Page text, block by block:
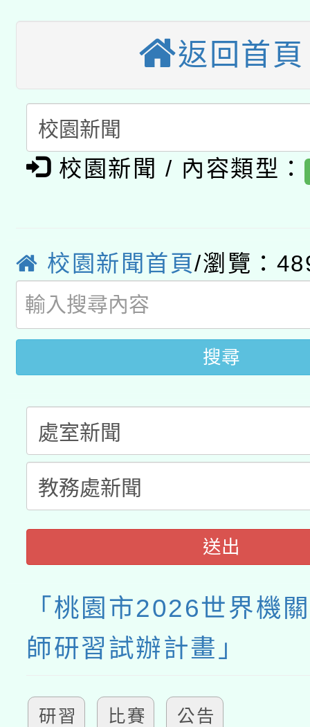
招)
本館辦理115年度閱讀
暨閱讀推動專業研習
科技賦能─人工智慧
礎課程
A3數位素養講師名單
「數位內容與教學軟體
pilot」
有關大陸委員會函釋公
薪期間赴陸應申請許可
轉知經濟部水利署委託
用水績優單位及節水達
動」
桃園市孔廟祈福系列
開 智慧啟航」
2026年桃園地景藝術
返回首頁
校園新聞 / 內容類型：
校園新聞首頁/瀏覽：
搜尋
送出
「桃園市2026世界機
師研習試辦計畫」
研習 比賽 公告